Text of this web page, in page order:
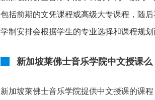
包括前期的文凭课程或高级大专课程，随
学制安排会根据学生的专业选择和课程规划
新加坡莱佛士音乐学院中文授课么
新加坡莱佛士音乐学院提供中文授课的课